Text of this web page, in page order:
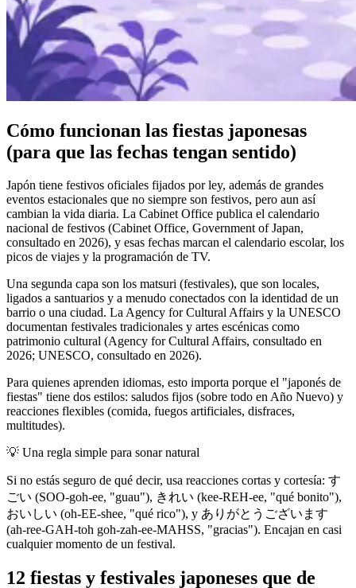
Cómo funcionan las fiestas japonesas
(para que las fechas tengan sentido)
Japón tiene festivos oficiales fijados por ley, además de grandes
eventos estacionales que no siempre son festivos, pero aun así
cambian la vida diaria. La Cabinet Office publica el calendario
nacional de festivos (Cabinet Office, Government of Japan,
consultado en 2026), y esas fechas marcan el calendario escolar, los
picos de viajes y la programación de TV.
Una segunda capa son los matsuri (festivales), que son locales,
ligados a santuarios y a menudo conectados con la identidad de un
barrio o una ciudad. La Agency for Cultural Affairs y la UNESCO
documentan festivales tradicionales y artes escénicas como
patrimonio cultural (Agency for Cultural Affairs, consultado en
2026; UNESCO, consultado en 2026).
Para quienes aprenden idiomas, esto importa porque el "japonés de
fiestas" tiene dos estilos: saludos fijos (sobre todo en Año Nuevo) y
reacciones flexibles (comida, fuegos artificiales, disfraces,
multitudes).
💡 Una regla simple para sonar natural
Si no estás seguro de qué decir, usa reacciones cortas y cortesía: す
ごい (SOO-goh-ee, "guau"), きれい (kee-REH-ee, "qué bonito"),
おいしい (oh-EE-shee, "qué rico"), y ありがとうございます
(ah-ree-GAH-toh goh-zah-ee-MAHSS, "gracias"). Encajan en casi
cualquier momento de un festival.
12 fiestas y festivales japoneses que de